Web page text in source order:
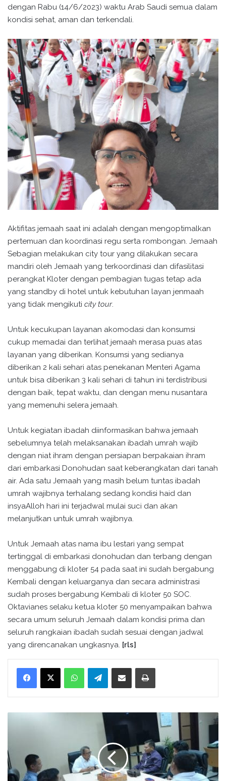
dengan Rabu (14/6/2023) waktu Arab Saudi semua dalam
kondisi sehat, aman dan terkendali.
Aktifitas jemaah saat ini adalah dengan mengoptimalkan
pertemuan dan koordinasi regu serta rombongan. Jemaah
Sebagian melakukan city tour yang dilakukan secara
mandiri oleh Jemaah yang terkoordinasi dan difasilitasi
perangkat Kloter dengan pembagian tugas tetap ada
yang standby di hotel untuk kebutuhan layan jenmaah
yang tidak mengikuti city tour.
Untuk kecukupan layanan akomodasi dan konsumsi
cukup memadai dan terlihat jemaah merasa puas atas
layanan yang diberikan. Konsumsi yang sedianya
diberikan 2 kali sehari atas penekanan Menteri Agama
untuk bisa diberikan 3 kali sehari di tahun ini terdistribusi
dengan baik, tepat waktu, dan dengan menu nusantara
yang memenuhi selera jemaah.
Untuk kegiatan ibadah diinformasikan bahwa jemaah
sebelumnya telah melaksanakan ibadah umrah wajib
dengan niat ihram dengan persiapan berpakaian ihram
dari embarkasi Donohudan saat keberangkatan dari tanah
air. Ada satu Jemaah yang masih belum tuntas ibadah
umrah wajibnya terhalang sedang kondisi haid dan
insyaAlloh hari ini terjadwal mulai suci dan akan
melanjutkan untuk umrah wajibnya.
Untuk Jemaah atas nama ibu lestari yang sempat
tertinggal di embarkasi donohudan dan terbang dengan
menggabung di kloter 54 pada saat ini sudah bergabung
Kembali dengan keluarganya dan secara administrasi
sudah proses bergabung Kembali di kloter 50 SOC.
Oktavianes selaku ketua kloter 50 menyampaikan bahwa
secara umum seluruh Jemaah dalam kondisi prima dan
seluruh rangkaian ibadah sudah sesuai dengan jadwal
yang direncanakan ungkasnya. [rls]
WhatsApp Telegram
e
n
a